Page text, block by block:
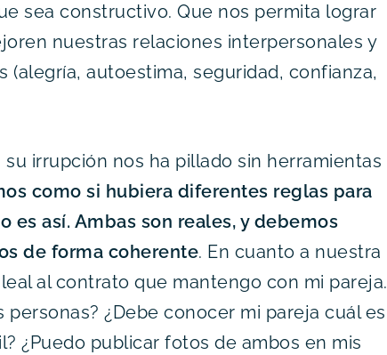
sea constructivo. Que nos permita lograr
nuestras relaciones interpersonales y
(alegría, autoestima, seguridad, confianza,
irrupción nos ha pillado sin herramientas
como si hubiera diferentes reglas para
es así. Ambas son reales, y debemos
de forma coherente. En cuanto a nuestra
al contrato que mantengo con mi pareja.
¿Debe conocer mi pareja cuál es
¿Puedo publicar fotos de ambos en mis